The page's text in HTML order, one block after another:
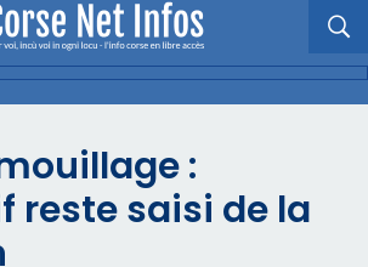
:
reste saisi de la